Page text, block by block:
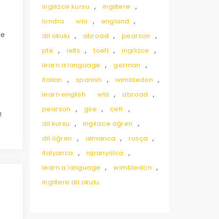
ingilizce kursu , ingiltere ,
londra wla , england ,
dil okulu , abroad , pearson ,
pte , ielts , toefl , ingilizce ,
learn a language , german ,
italian , spanish , wimbledon ,
learn english wla , abroad ,
pearson , gse , cefr ,
dil kursu , ingilizce öğren ,
dil öğren , almanca , rusça ,
italyanca , ispanyolca ,
learn a language , wimbledon ,
ingiltere dil okulu